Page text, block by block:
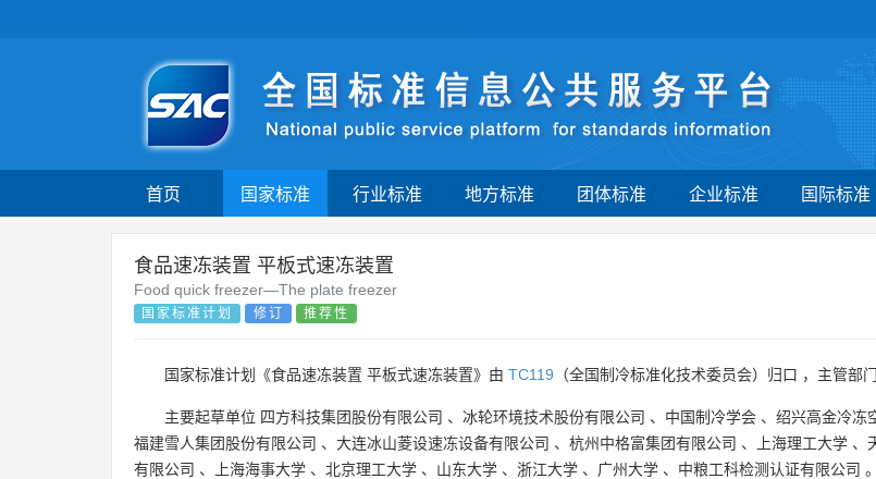
首页 国家标准 行业标准 地方标准 团体标准 企业标准 国际标准
食品速冻装置 平板式速冻装置
Food quick freezer—The plate freezer
国家标准计划 修订 推荐性
国家标准计划《食品速冻装置 平板式速冻装置》由 TC119 （全国制冷标准化技术委员会）归口 ，主管部
主要起草单位 四方科技集团股份有限公司 、 冰轮环境技术股份有限公司 、 中国制冷学会 、 绍兴高金冷冻
福建雪人集团股份有限公司 、 大连冰山菱设速冻设备有限公司 、 杭州中格富集团有限公司 、 上海理工大学 、
有限公司 、 上海海事大学 、 北京理工大学 、 山东大学 、 浙江大学 、 广州大学 、 中粮工科检测认证有限公司 。